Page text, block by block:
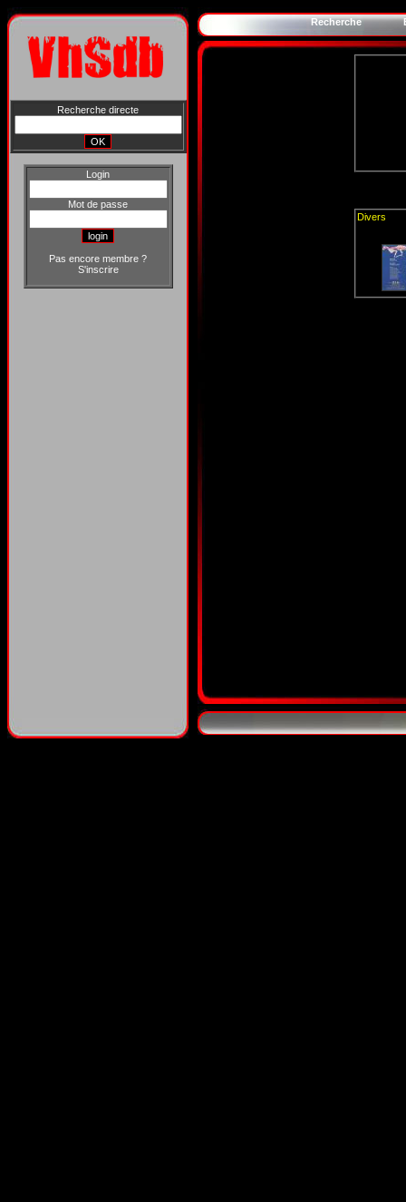
Recherche directe
Login
Mot de passe
Pas encore membre ?
S'inscrire
Recherche
Divers